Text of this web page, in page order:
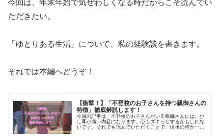
今回は、年末年始で気ぜわしくなる時だからこそ読んでい
ただきたい。
「ゆとりある生活」について、私の経験談を書きます。
それでは本編へどうぞ！
【衝撃！】「不登校のお子さんを持つ親御さんの
特徴」徹底解説します！
今回の記事は、不登校のお子さんがいる親御さんには、少
し耳が痛い内容になります。心もズキっとするかもしれな
いです。それでも読んでいただくことで、現状の何か一つ